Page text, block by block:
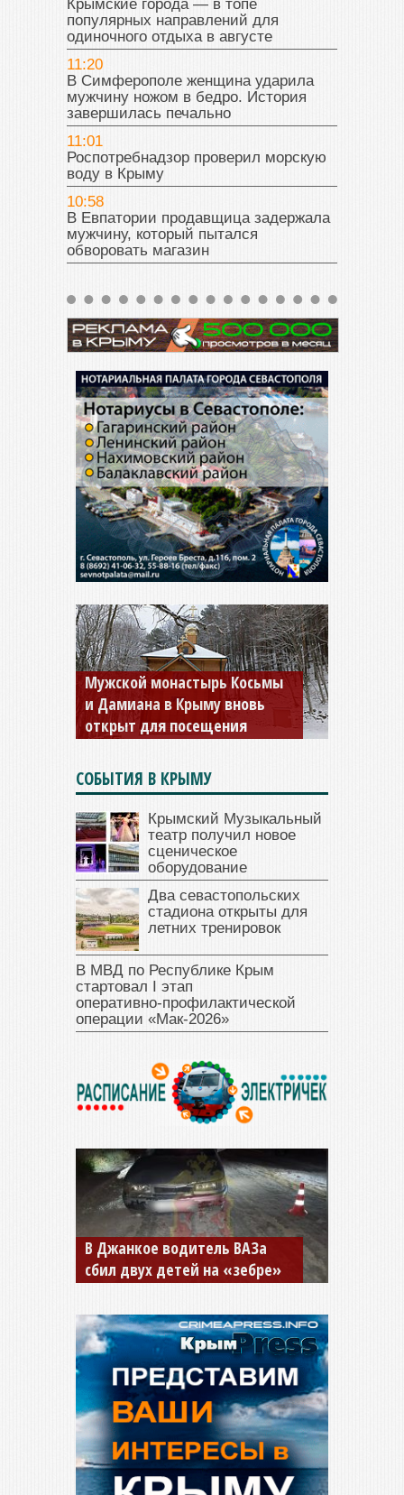
Крымские города — в топе
популярных направлений для
одиночного отдыха в августе
11:20
В Симферополе женщина ударила
мужчину ножом в бедро. История
завершилась печально
11:01
Роспотребнадзор проверил морскую
воду в Крыму
10:58
В Евпатории продавщица задержала
мужчину, который пытался
обворовать магазин
Мужской монастырь Косьмы
и Дамиана в Крыму вновь
открыт для посещения
СОБЫТИЯ В КРЫМУ
Крымский Музыкальный
театр получил новое
сценическое
оборудование
Два севастопольских
стадиона открыты для
летних тренировок
В МВД по Республике Крым
стартовал I этап
оперативно‑профилактической
операции «Мак‑2026»
В Джанкое водитель ВАЗа
сбил двух детей на «зебре»